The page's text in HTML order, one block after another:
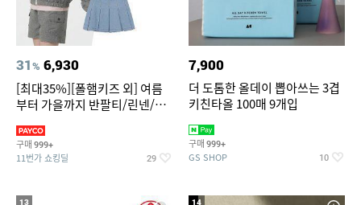
31% 6,930
[최대35%][폴햄키즈 외] 여름
부터 가을까지 반팔티/린넨/맨
구매 999+
11번가 쇼킹딜 29
7,900
더 도톰한 올데이 뽑아쓰는 3겹
키친타올 100매 9개입
구매 999+
GS SHOP 10
13 14